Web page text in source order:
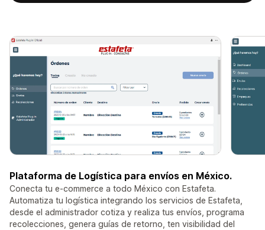
Plataforma de Logística para envíos en México.
Conecta tu e-commerce a todo México con Estafeta.
Automatiza tu logística integrando los servicios de Estafeta,
desde el administrador cotiza y realiza tus envíos, programa
recolecciones, genera guías de retorno, ten visibilidad del